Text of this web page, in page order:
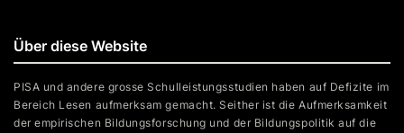
Über diese Website
PISA und andere grosse Schulleistungsstudien haben auf Defizite im
Bereich Lesen aufmerksam gemacht. Seither ist die Aufmerksamkeit
der empirischen Bildungsforschung und der Bildungspolitik auf die